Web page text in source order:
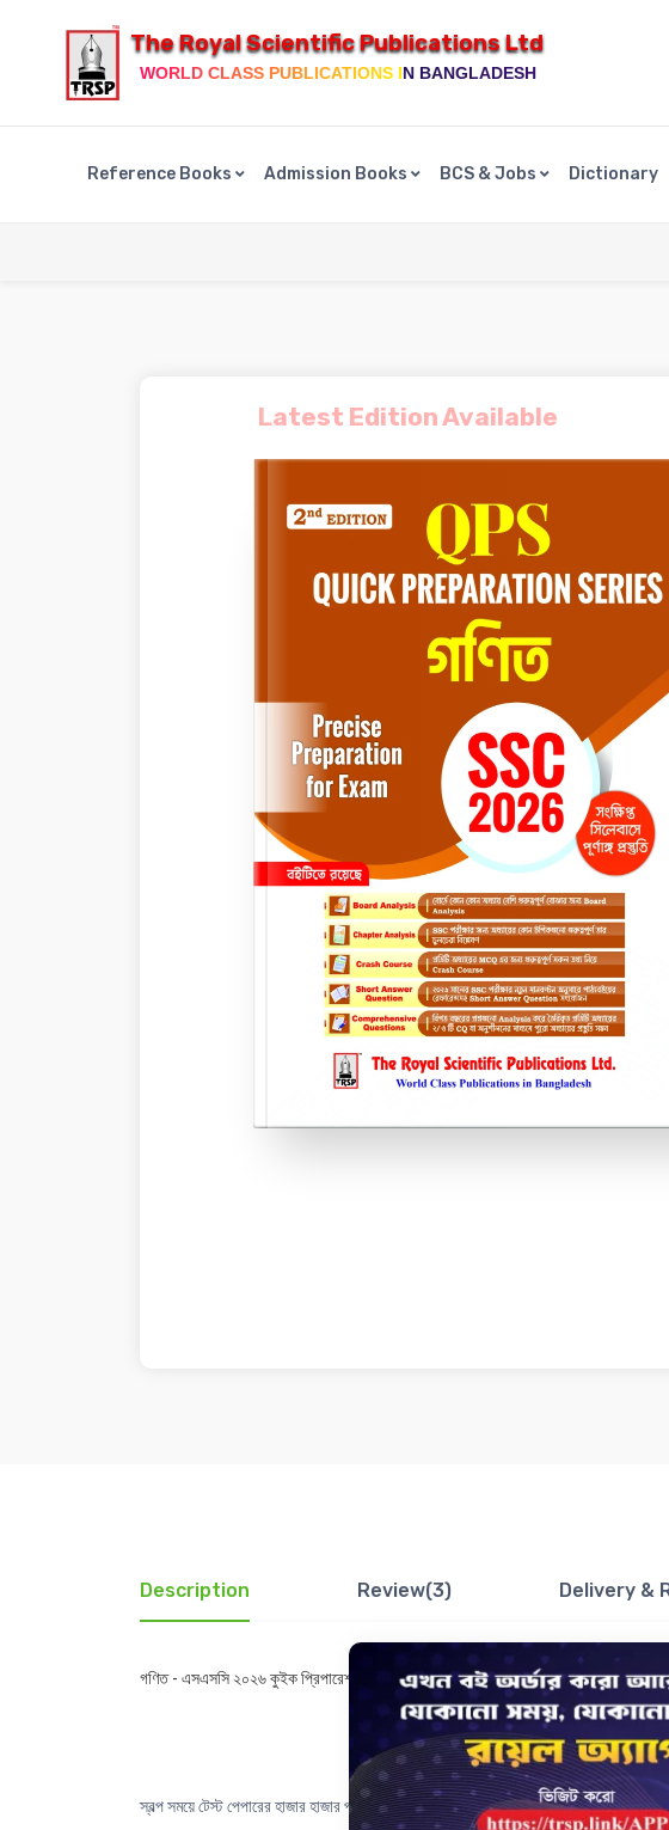
The Royal Scientific Publications Ltd
WORLD CLASS PUBLICATIONS IN BANGLADESH
Reference Books Admission Books BCS & Jobs Dictionary
Latest Edition Available
Description Review(3) Delivery &
গণিত - এসএসসি ২০২৬ কুইক প্রিপারেশন সিরিজ
স্বল্প সময়ে টেস্ট পেপারের হাজার হাজার প্রশ্নের জঞ্জাল নাকি 𝐒𝐒𝐂 𝐐𝐮𝐢𝐜𝐤 𝐏𝐫𝐞𝐩𝐚𝐫𝐚𝐭𝐢𝐨𝐧 ?